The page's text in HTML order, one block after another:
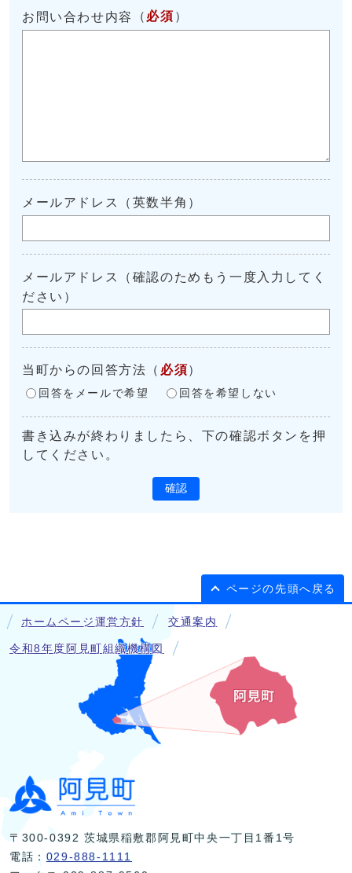
お問い合わせ内容 （ 必須 ）
メールアドレス（英数半角）
メールアドレス（確認のためもう一度入力してく
ださい）
当町からの回答方法 （ 必須 ）
回答をメールで希望 回答を希望しない
書き込みが終わりましたら、下の確認ボタンを押
してください。
確認
ページの先頭へ戻る
ホームページ運営方針 交通案内
令和8年度阿見町組織機構図
〒300-0392 茨城県稲敷郡阿見町中央一丁目1番1号
電話： 029-888-1111